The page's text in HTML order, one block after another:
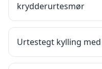
krydderurtesmør
Urtestegt kylling